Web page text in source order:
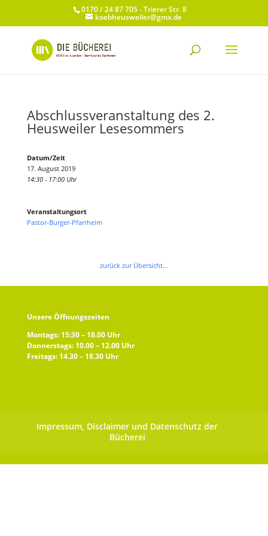
0170 / 24 87 705 - Trierer Str. 8
koebheusweiler@gmx.de
Abschlussveranstaltung des 2.
Heusweiler Lesesommers
Datum/Zeit
17. August 2019
14:30 - 17:00 Uhr
Veranstaltungsort
Pastor-Burger-Pfarrheim
zurück zur Übersicht...
Unsere Öffnungszeiten
Montags: 15:30 – 18.00 Uhr
Donnerstags: 10.00 – 12.00 Uhr
Freitags: 14.30 – 18.30 Uhr
Impressum, Disclaimer und Datenschutz der
Bücherei